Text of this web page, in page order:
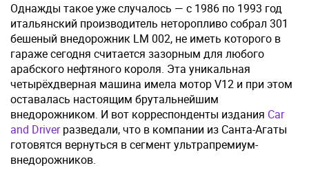
Однажды такое уже случалось — с 1986 по 1993 год
итальянский производитель неторопливо собрал 301
бешеный внедорожник LM 002, не иметь которого в
гараже сегодня считается зазорным для любого
арабского нефтяного короля. Эта уникальная
четырёхдверная машина имела мотор V12 и при этом
оставалась настоящим брутальнейшим
внедорожником. И вот корреспонденты издания Car
and Driverразведали, что в компании из Санта-Агаты
готовятся вернуться в сегмент ультрапремиум-
внедорожников.